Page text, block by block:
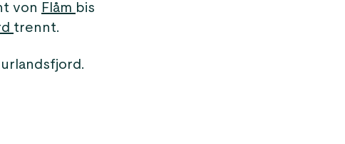
von Flåm bis
trennt.